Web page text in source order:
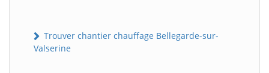
Trouver chantier chauffage Bellegarde-sur-
Valserine